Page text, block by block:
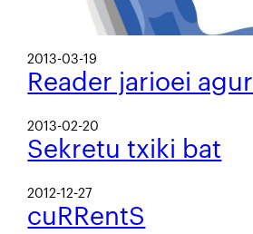
2013-03-19
Reader jarioei agur
2013-02-20
Sekretu txiki bat
2012-12-27
cuRRentS